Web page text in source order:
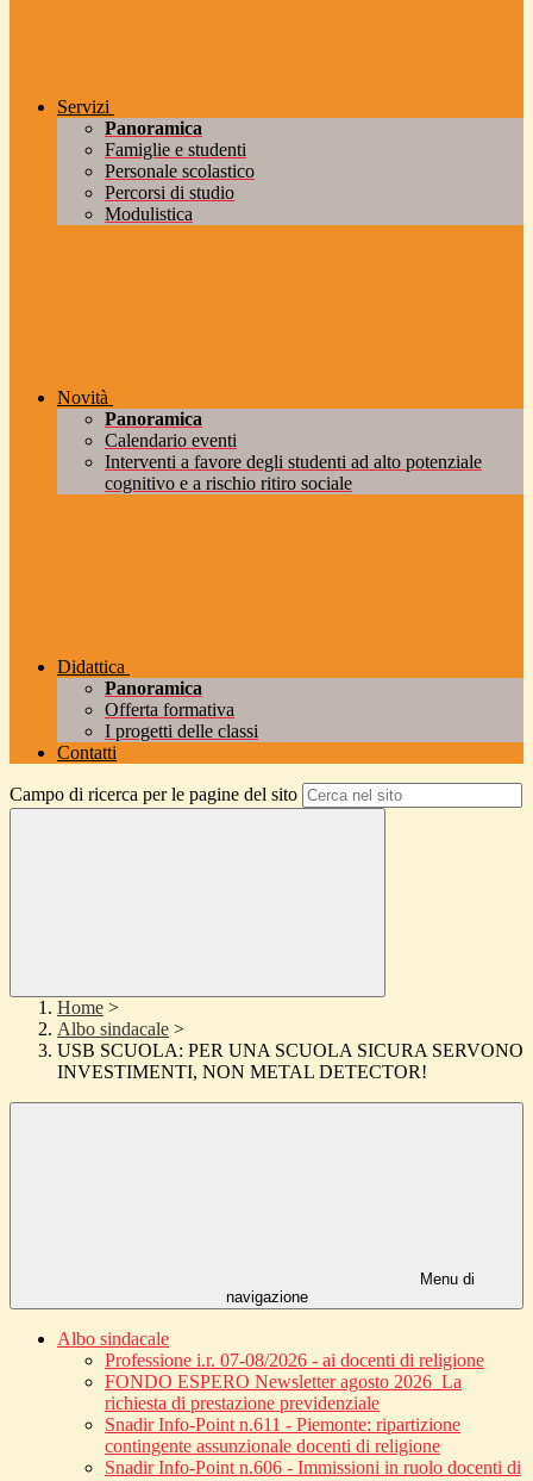
Servizi
Panoramica
Famiglie e studenti
Personale scolastico
Percorsi di studio
Modulistica
Novità
Panoramica
Calendario eventi
Interventi a favore degli studenti ad alto potenziale
cognitivo e a rischio ritiro sociale
Didattica
Panoramica
Offerta formativa
I progetti delle classi
Contatti
Campo di ricerca per le pagine del sito
Home >
Albo sindacale >
USB SCUOLA: PER UNA SCUOLA SICURA SERVONO
INVESTIMENTI, NON METAL DETECTOR!
Menu di
navigazione
Albo sindacale
Professione i.r. 07-08/2026 - ai docenti di religione
FONDO ESPERO Newsletter agosto 2026_La
richiesta di prestazione previdenziale
Snadir Info-Point n.611 - Piemonte: ripartizione
contingente assunzionale docenti di religione
Snadir Info-Point n.606 - Immissioni in ruolo docenti di